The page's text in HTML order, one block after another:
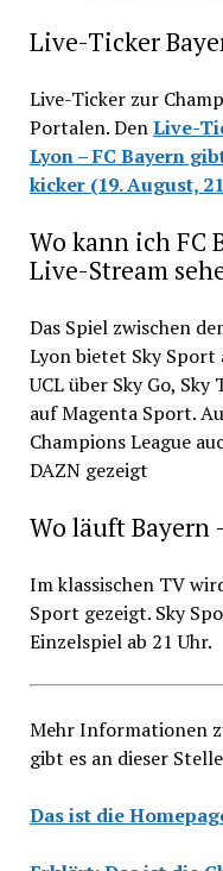
Live-Ticker
Live-Ticker zur
Portalen. DenLive-
Lyon – FC Bayern
kicker (19. August,
Wo kann ich FC
Live-Stream
Das Spiel zwischen
Lyon bietet Sky Sport
UCL über Sky Go,
auf Magenta Sport.
Champions League
DAZN gezeigt
Wo läuft Bayern
Im klassischen TV
Sport gezeigt. Sky
Einzelspiel ab 21 Uhr.
Mehr Informationen
gibt es an dieser
Das ist die